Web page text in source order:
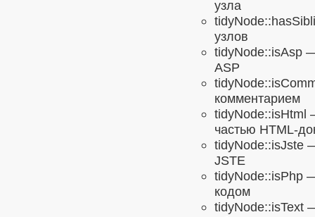
узла
узлов
tidyNode::isAsp
ASP
комментарием
tidyNode::isHtml
частью HTML-
tidyNode::isJste
JSTE
tidyNode::isPhp
кодом
tidyNode::isText